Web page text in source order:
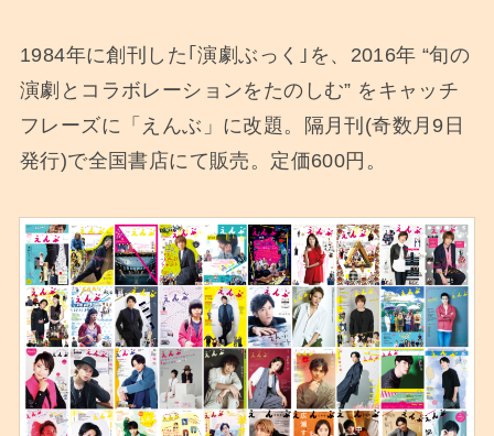
1984年に創刊した｢演劇ぶっく｣を、2016年 “旬の
演劇とコラボレーションをたのしむ” をキャッチ
フレーズに「えんぶ」に改題。隔月刊(奇数月9日
発行)で全国書店にて販売。定価600円。